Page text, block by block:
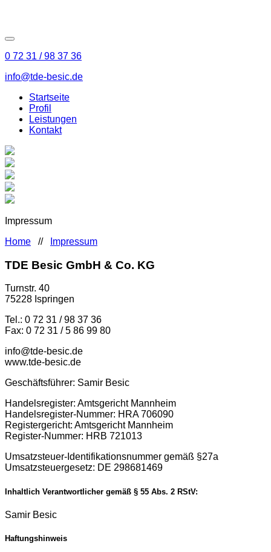
0 72 31 / 98 37 36
info@tde-besic.de
Startseite
Profil
Leistungen
Kontakt
Impressum
Home // Impressum
TDE Besic GmbH & Co. KG
Turnstr. 40
75228 Ispringen
Tel.: 0 72 31 / 98 37 36
Fax: 0 72 31 / 5 86 99 80
info@tde-besic.de
www.tde-besic.de
Geschäftsführer: Samir Besic
Handelsregister: Amtsgericht Mannheim
Handelsregister-Nummer: HRA 706090
Registergericht: Amtsgericht Mannheim
Register-Nummer: HRB 721013
Umsatzsteuer-Identifikationsnummer gemäß §27a
Umsatzsteuergesetz: DE 298681469
Inhaltlich Verantwortlicher gemäß § 55 Abs. 2 RStV:
Samir Besic
Haftungshinweis